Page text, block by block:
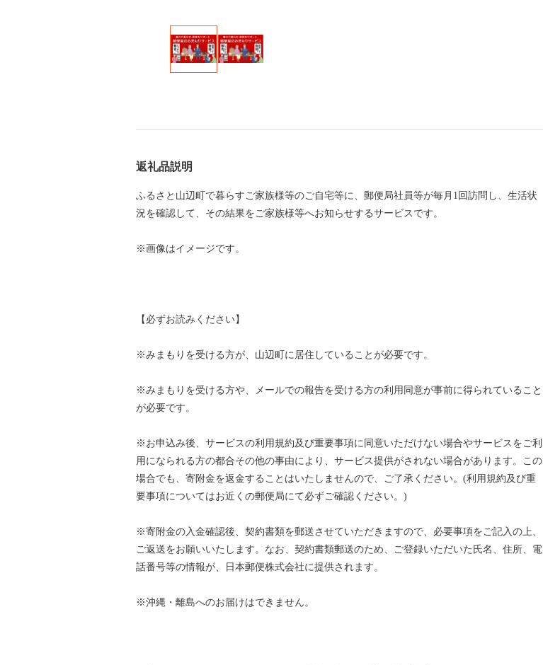
返礼品説明
ふるさと山辺町で暮らすご家族様等のご自宅等に、郵便局社員等が毎月1回訪問し、生活状
況を確認して、その結果をご家族様等へお知らせするサービスです。
※画像はイメージです。
【必ずお読みください】
※みまもりを受ける方が、山辺町に居住していることが必要です。
※みまもりを受ける方や、メールでの報告を受ける方の利用同意が事前に得られていること
が必要です。
※お申込み後、サービスの利用規約及び重要事項に同意いただけない場合やサービスをご利
用になられる方の都合その他の事由により、サービス提供がされない場合があります。この
場合でも、寄附金を返金することはいたしませんので、ご了承ください。(利用規約及び重
要事項についてはお近くの郵便局にて必ずご確認ください。)
※寄附金の入金確認後、契約書類を郵送させていただきますので、必要事項をご記入の上、
ご返送をお願いいたします。なお、契約書類郵送のため、ご登録いただいた氏名、住所、電
話番号等の情報が、日本郵便株式会社に提供されます。
※沖縄・離島へのお届けはできません。